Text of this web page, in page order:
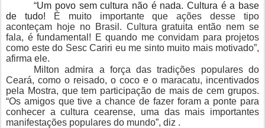
“Um povo sem cultura não é nada. Cultura é a base
de tudo!
É muito importante que ações desse tipo
aconteçam hoje no Brasil. Cultura gratuita então nem se
fala, é fundamental! E quando me convidam para projetos
como este do Sesc Cariri eu me sinto muito mais motivado”,
afirma ele.
Milton admira a força das tradições populares do
Ceará, como o reisado, o coco e o maracatu, incentivados
pela Mostra, que tem participação de mais de cem grupos.
“Os amigos que tive a chance de fazer foram a ponte para
conhecer a cultura cearense, uma das mais importantes
manifestações populares do mundo”, diz .